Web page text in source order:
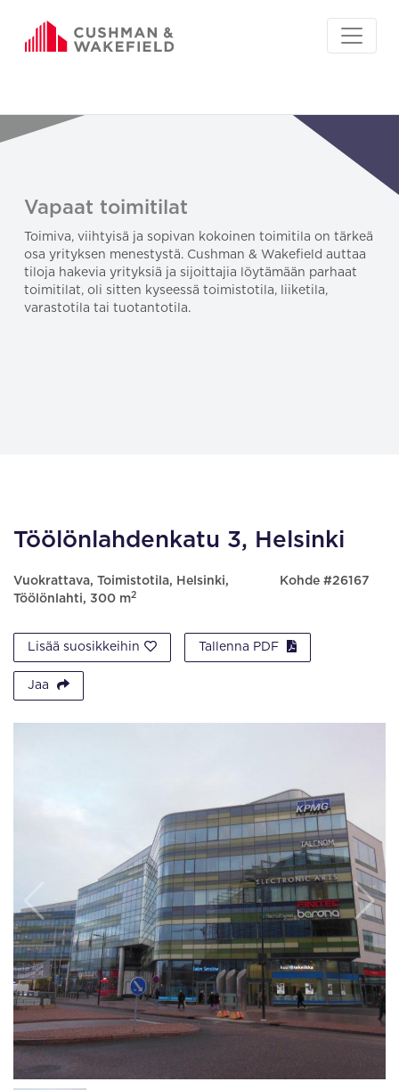
Vapaat toimitilat
Toimiva, viihtyisä ja sopivan kokoinen toimitila on tärkeä
osa yrityksen menestystä. Cushman & Wakefield auttaa
tiloja hakevia yrityksiä ja sijoittajia löytämään parhaat
toimitilat, oli sitten kyseessä toimistotila, liiketila,
varastotila tai tuotantotila.
Töölönlahdenkatu 3, Helsinki
Vuokrattava, Toimistotila, Helsinki,
Töölönlahti, 300 m2
Kohde #26167
Lisää suosikkeihin Tallenna PDF
Jaa